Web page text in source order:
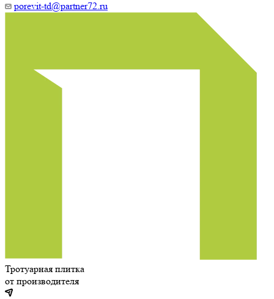
porevit-td@partner72.ru
Тротуарная плитка
от производителя